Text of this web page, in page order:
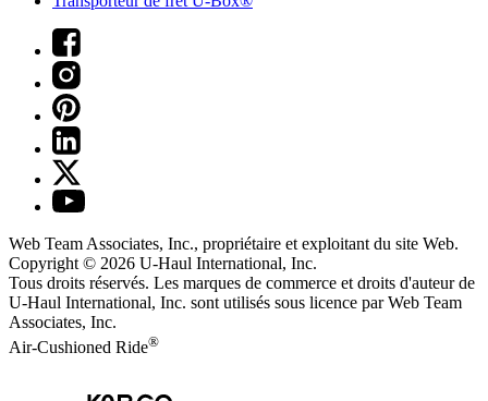
Web Team Associates, Inc., propriétaire et exploitant du site Web.
Copyright © 2026 U-Haul International, Inc.
Tous droits réservés. Les marques de commerce et droits d'auteur de
U-Haul International, Inc. sont utilisés sous licence par Web Team
Associates, Inc.
Air-Cushioned Ride®